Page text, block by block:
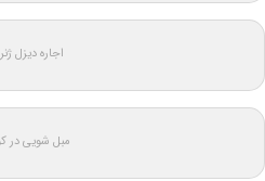
اجاره دیزل
مبل شویی در